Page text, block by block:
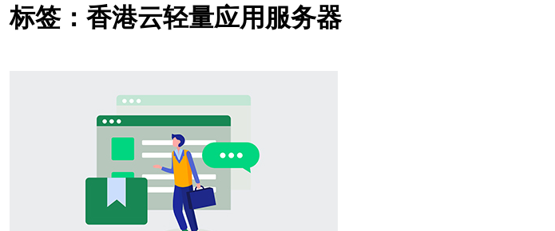
标签：香港云轻量应用服务器